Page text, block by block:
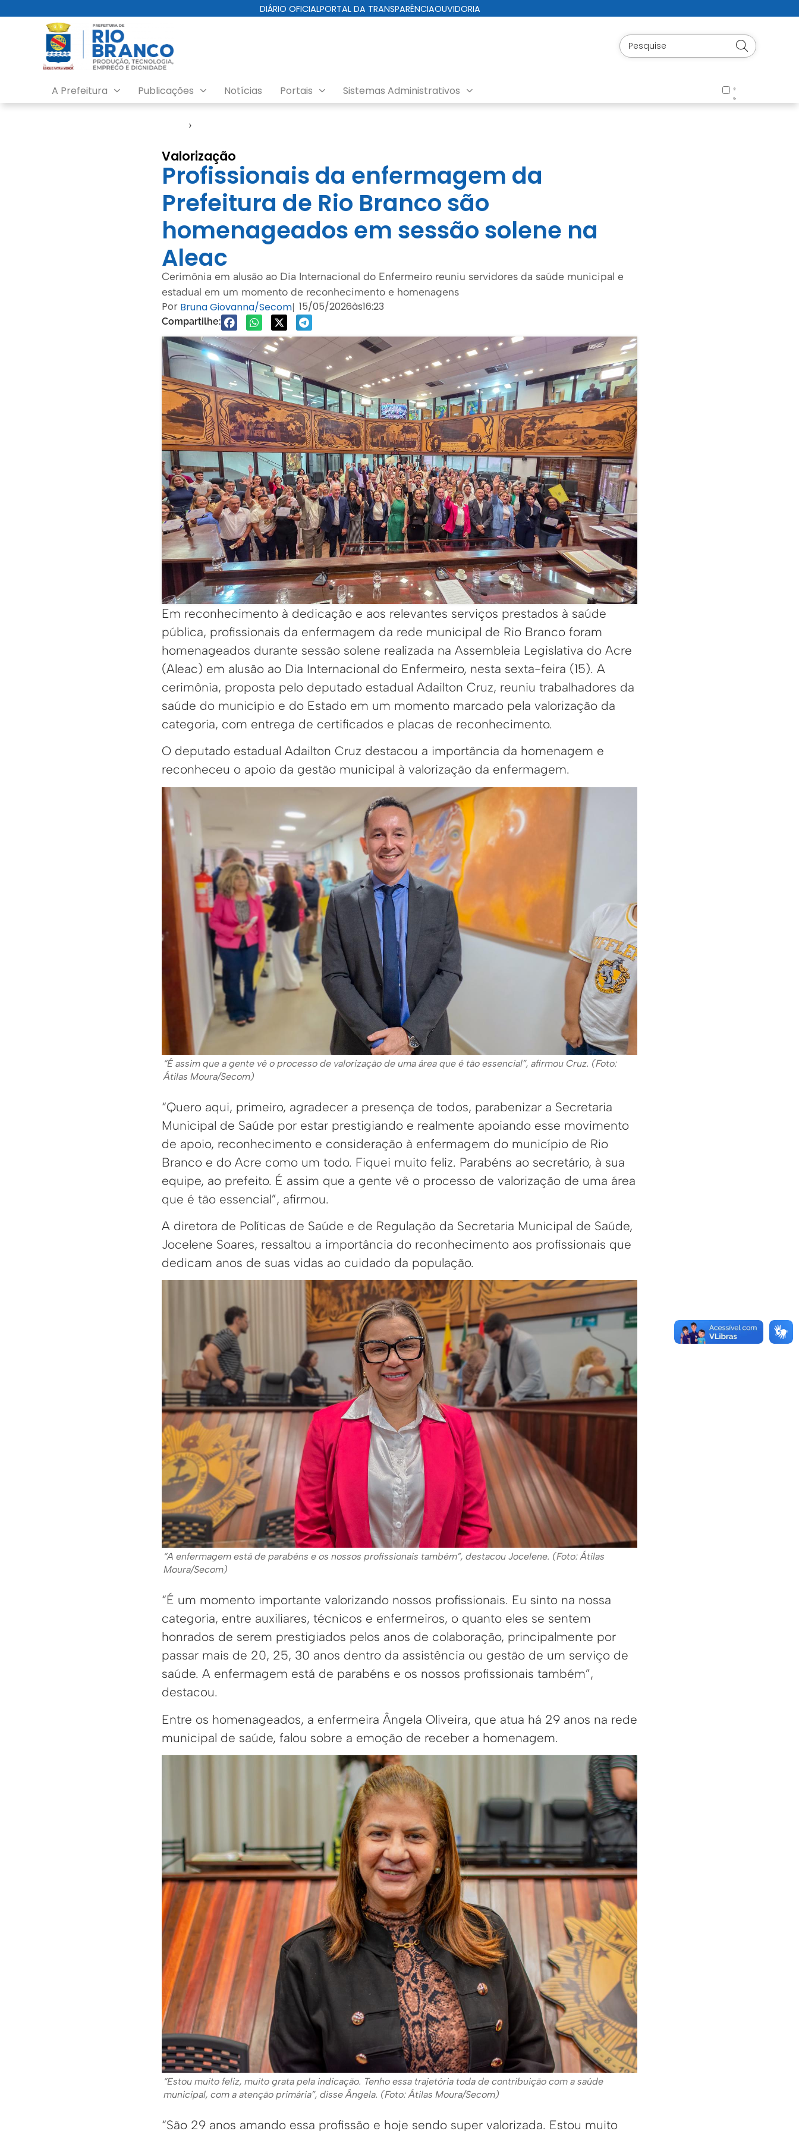
DIÁRIO OFICIALPORTAL DA TRANSPARÊNCIAOUVIDORIA
A Prefeitura Publicações Notícias Portais Sistemas Administrativos
›
Valorização
Profissionais da enfermagem da
Prefeitura de Rio Branco são
homenageados em sessão solene na
Aleac
Cerimônia em alusão ao Dia Internacional do Enfermeiro reuniu servidores da saúde municipal e
estadual em um momento de reconhecimento e homenagens
Por Bruna Giovanna/Secom| 15/05/2026às16:23
Compartilhe:
Em reconhecimento à dedicação e aos relevantes serviços prestados à saúde
pública, profissionais da enfermagem da rede municipal de Rio Branco foram
homenageados durante sessão solene realizada na Assembleia Legislativa do Acre
(Aleac) em alusão ao Dia Internacional do Enfermeiro, nesta sexta-feira (15). A
cerimônia, proposta pelo deputado estadual Adailton Cruz, reuniu trabalhadores da
saúde do município e do Estado em um momento marcado pela valorização da
categoria, com entrega de certificados e placas de reconhecimento.
O deputado estadual Adailton Cruz destacou a importância da homenagem e
reconheceu o apoio da gestão municipal à valorização da enfermagem.
“É assim que a gente vê o processo de valorização de uma área que é tão essencial”, afirmou Cruz. (Foto:
Átilas Moura/Secom)
“Quero aqui, primeiro, agradecer a presença de todos, parabenizar a Secretaria
Municipal de Saúde por estar prestigiando e realmente apoiando esse movimento
de apoio, reconhecimento e consideração à enfermagem do município de Rio
Branco e do Acre como um todo. Fiquei muito feliz. Parabéns ao secretário, à sua
equipe, ao prefeito. É assim que a gente vê o processo de valorização de uma área
que é tão essencial”, afirmou.
A diretora de Políticas de Saúde e de Regulação da Secretaria Municipal de Saúde,
Jocelene Soares, ressaltou a importância do reconhecimento aos profissionais que
dedicam anos de suas vidas ao cuidado da população.
“A enfermagem está de parabéns e os nossos profissionais também”, destacou Jocelene. (Foto: Átilas
Moura/Secom)
“É um momento importante valorizando nossos profissionais. Eu sinto na nossa
categoria, entre auxiliares, técnicos e enfermeiros, o quanto eles se sentem
honrados de serem prestigiados pelos anos de colaboração, principalmente por
passar mais de 20, 25, 30 anos dentro da assistência ou gestão de um serviço de
saúde. A enfermagem está de parabéns e os nossos profissionais também”,
destacou.
Entre os homenageados, a enfermeira Ângela Oliveira, que atua há 29 anos na rede
municipal de saúde, falou sobre a emoção de receber a homenagem.
“Estou muito feliz, muito grata pela indicação. Tenho essa trajetória toda de contribuição com a saúde
municipal, com a atenção primária”, disse Ângela. (Foto: Átilas Moura/Secom)
“São 29 anos amando essa profissão e hoje sendo super valorizada. Estou muito